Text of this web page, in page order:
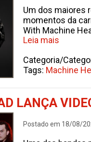
Um dos maiores
momentos da
With Machine
Leia mais
Categoria/
Tags: Machine
LANÇA
Postado em 18/08/